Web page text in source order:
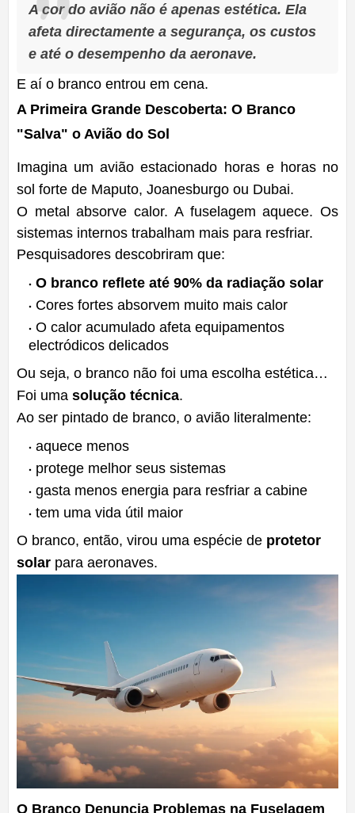
A cor do avião não é apenas estética. Ela
afeta directamente a segurança, os custos
e até o desempenho da aeronave.
E aí o branco entrou em cena.
A Primeira Grande Descoberta: O Branco
"Salva" o Avião do Sol
Imagina um avião estacionado horas e horas no
sol forte de Maputo, Joanesburgo ou Dubai.
O metal absorve calor. A fuselagem aquece. Os
sistemas internos trabalham mais para resfriar.
Pesquisadores descobriram que:
O branco reflete até 90% da radiação solar
Cores fortes absorvem muito mais calor
O calor acumulado afeta equipamentos
electródicos delicados
Ou seja, o branco não foi uma escolha estética…
Foi uma solução técnica.
Ao ser pintado de branco, o avião literalmente:
aquece menos
protege melhor seus sistemas
gasta menos energia para resfriar a cabine
tem uma vida útil maior
O branco, então, virou uma espécie de protetor
solar para aeronaves.
O Branco Denuncia Problemas na Fuselagem